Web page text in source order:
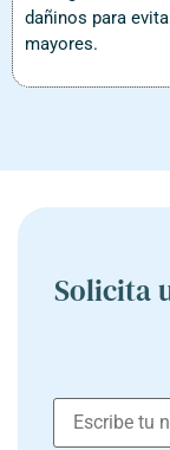
dañinos para
mayores.
Solicita